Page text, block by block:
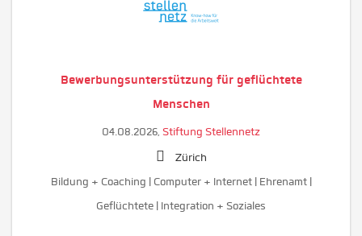
Bewerbungsunterstützung für geflüchtete
Menschen
04.08.2026, Stiftung Stellennetz
Zürich
Bildung + Coaching | Computer + Internet | Ehrenamt |
Geflüchtete | Integration + Soziales